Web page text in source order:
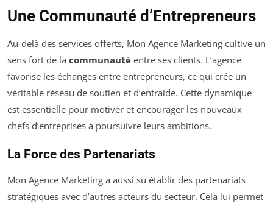
Une Communauté d’Entrepreneurs
Au-delà des services offerts, Mon Agence Marketing cultive un
sens fort de la communauté entre ses clients. L’agence
favorise les échanges entre entrepreneurs, ce qui crée un
véritable réseau de soutien et d’entraide. Cette dynamique
est essentielle pour motiver et encourager les nouveaux
chefs d’entreprises à poursuivre leurs ambitions.
La Force des Partenariats
Mon Agence Marketing a aussi su établir des partenariats
stratégiques avec d’autres acteurs du secteur. Cela lui permet